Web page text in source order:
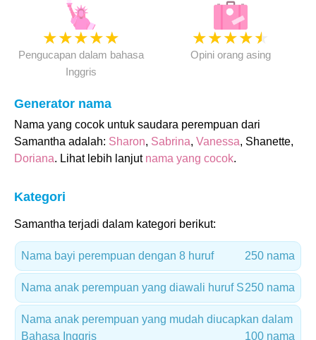
★★★★★
Pengucapan dalam bahasa
Inggris
★★★★★
Opini orang asing
Generator nama
Nama yang cocok untuk saudara perempuan dari
Samantha adalah: Sharon, Sabrina, Vanessa, Shanette,
Doriana. Lihat lebih lanjut nama yang cocok.
Kategori
Samantha terjadi dalam kategori berikut:
Nama bayi perempuan dengan 8 huruf 250 nama
Nama anak perempuan yang diawali huruf S250 nama
Nama anak perempuan yang mudah diucapkan dalam
Bahasa Inggris
100 nama